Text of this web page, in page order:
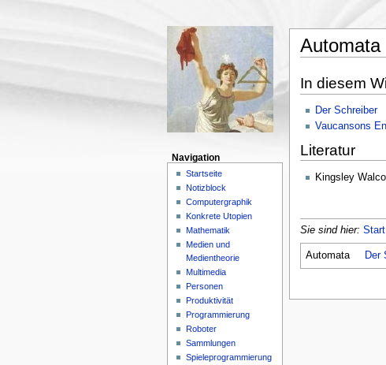
Automata
In diesem
Der Schreiber
Vaucansons
Literatur
Kingsley
Sie sind hier: Start
Automata Der
Navigation
Startseite
Notizblock
Computergraphik
Konkrete Utopien
Mathematik
Medien und
Medientheorie
Multimedia
Personen
Produktivität
Programmierung
Roboter
Sammlungen
Spieleprogrammierung